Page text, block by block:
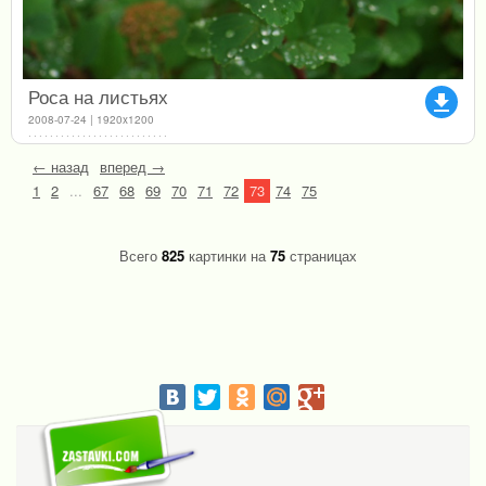
file_download
Роса на листьях
2008-07-24 | 1920x1200
← назад вперед →
1
2 ... 67 68 69 70 71 72 73 74 75
Всего 825картинки на75страницах